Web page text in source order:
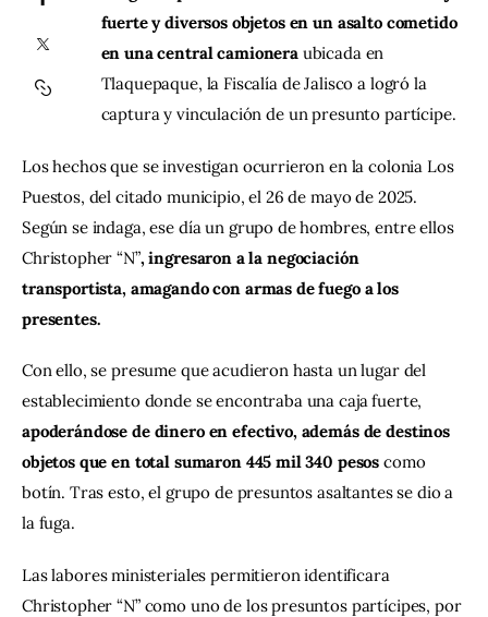
Contacto
fuerte y diversos objetos en un asalto cometido
en una central camionera ubicada en
Tlaquepaque, la Fiscalía de Jalisco a logró la
captura y vinculación de un presunto partícipe.
Los hechos que se investigan ocurrieron en la colonia Los
Puestos, del citado municipio, el 26 de mayo de 2025.
Según se indaga, ese día un grupo de hombres, entre ellos
Christopher “N”, ingresaron a la negociación
transportista, amagando con armas de fuego a los
presentes.
Con ello, se presume que acudieron hasta un lugar del
establecimiento donde se encontraba una caja fuerte,
apoderándose de dinero en efectivo, además de destinos
objetos que en total sumaron 445 mil 340 pesos como
botín. Tras esto, el grupo de presuntos asaltantes se dio a
la fuga.
Las labores ministeriales permitieron identificara
Christopher “N” como uno de los presuntos partícipes, por